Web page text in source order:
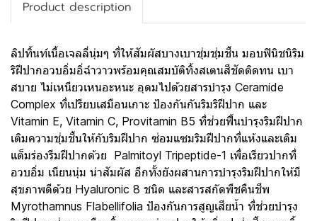
Product description
ลิปทิ้นท์เนื้อเจลลี่นุ่มๆ ที่ให้สัมผัสบางเบาชุ่มชุ่มชื้น มอบฟินิชนิริม
ริฝีปากอวบอิ่มอิ่ฉ่ําวาวพร้อมคุณสมบัติทิ้งสเตนสีชัดติดทน เบา
สบาย ไม่เหนียวเหนอะหนะ อุดมไปด้วยสารบำรุง Ceramide
Complex ที่เปรียบเสมือนเกาะ ป้องกันกันริมริฝีปาก และ
Vitamin E, Vitamin C, Provitamin B5 ที่ช่วยฟื้นบำรุงริมฝีปาก
เติมความชุ่มชื้นให้กับริมฝีปาก ซ่อมแซมริมฝีปากที่แห้งและเติม
แต็มร่องรีมฝีปากด้วย Palmitoyl Tripeptide-1 เพื่อเรียวปากที่
อวบอิ่ม เนียนนุ่ม น่าสัมผัส อีกทั้งยังผสานการบำรุงริมฝีปากให้มี
สุขภาพดีด้วย Hyaluronic 8 ชนิด และสารสกัดพืชคืนชีพ
Myrothamnus Flabellifolia ป้องกันการสูญเสียน้ำ ที่ช่วยบำรุง